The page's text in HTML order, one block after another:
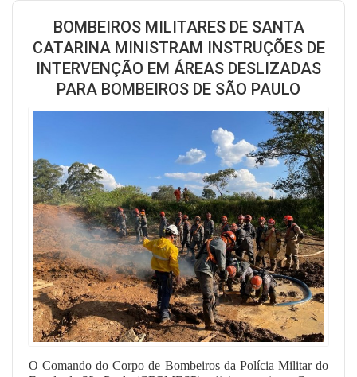
BOMBEIROS MILITARES DE SANTA
CATARINA MINISTRAM INSTRUÇÕES DE
INTERVENÇÃO EM ÁREAS DESLIZADAS
PARA BOMBEIROS DE SÃO PAULO
O Comando do Corpo de Bombeiros da Polícia Militar do